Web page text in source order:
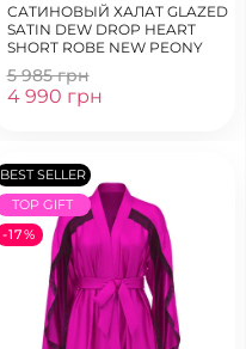
САТИНОВЫЙ ХАЛАТ GLAZED
SATIN DEW DROP HEART
SHORT ROBE NEW PEONY
5 985 грн
4 990 грн
BEST SELLER
TOP GIFT
-17%